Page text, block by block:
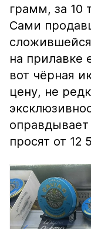
грамм, за 10
Сами
на прилавке
вот чёрная
цену, не
просят от 12